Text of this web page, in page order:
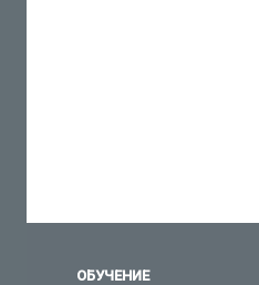
ОБУЧЕНИЕ